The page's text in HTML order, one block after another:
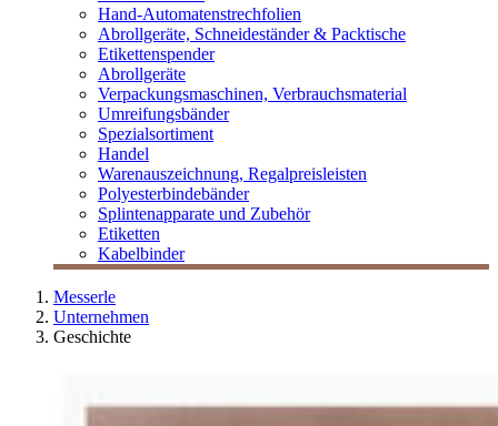
Hand-Automatenstrechfolien
Abrollgeräte, Schneideständer & Packtische
Etikettenspender
Abrollgeräte
Verpackungsmaschinen, Verbrauchsmaterial
Umreifungsbänder
Spezialsortiment
Handel
Warenauszeichnung, Regalpreisleisten
Polyesterbindebänder
Splintenapparate und Zubehör
Etiketten
Kabelbinder
Messerle
Unternehmen
Geschichte